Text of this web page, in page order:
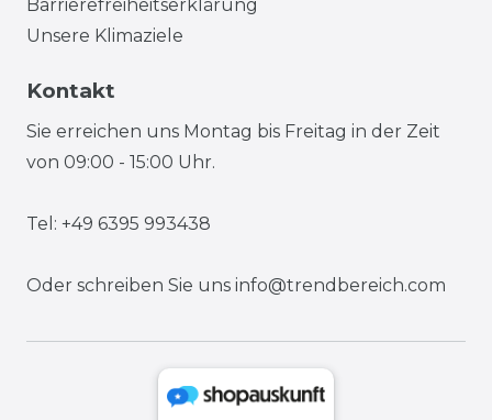
Barrierefreiheitserklärung
Unsere Klimaziele
Kontakt
Sie erreichen uns Montag bis Freitag in der Zeit
von 09:00 - 15:00 Uhr.
Tel: +49 6395 993438
Oder schreiben Sie uns info@trendbereich.com